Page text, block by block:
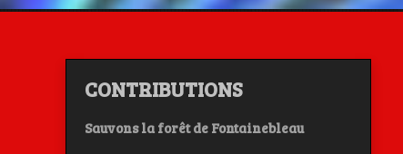
CONTRIBUTIONS
Sauvons la forêt de Fontainebleau